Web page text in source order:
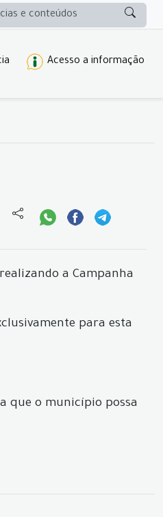
Acesso a informação
a Campanha
para esta
que o município possa